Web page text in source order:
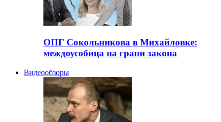
ОПГ Сокольникова в Михайловке:
междоусобица на грани закона
Видеообзоры